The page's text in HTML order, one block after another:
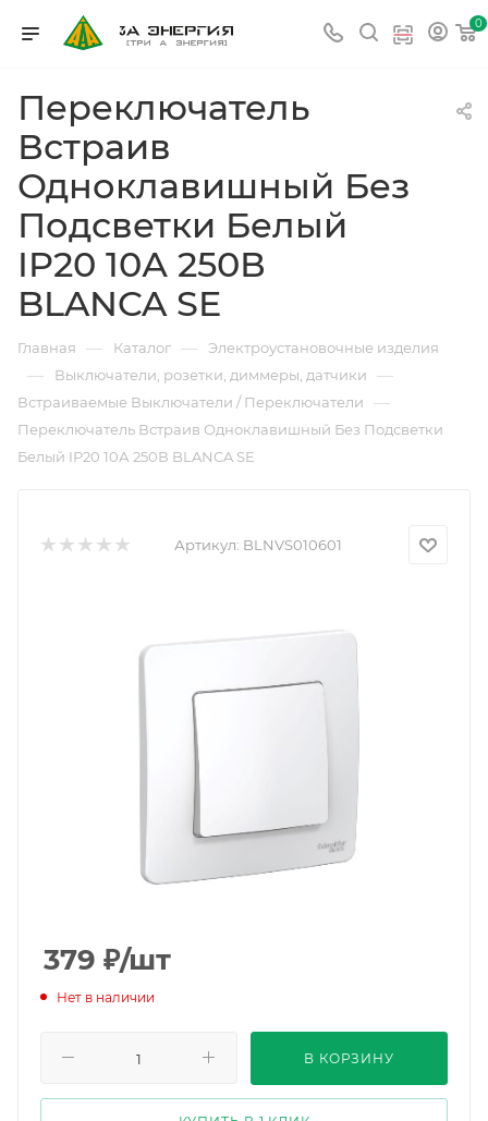
0
Переключатель
Встраив
Одноклавишный Без
Подсветки Белый
IP20 10А 250В
BLANCA SE
Главная — Каталог — Электроустановочные изделия
— Выключатели, розетки, диммеры, датчики —
Встраиваемые Выключатели / Переключатели —
Переключатель Встраив Одноклавишный Без Подсветки
Белый IP20 10А 250В BLANCA SE
Артикул: BLNVS010601
379 ₽/шт
Нет в наличии
В КОРЗИНУ